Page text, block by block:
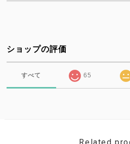
ショップの評価
すべて 65